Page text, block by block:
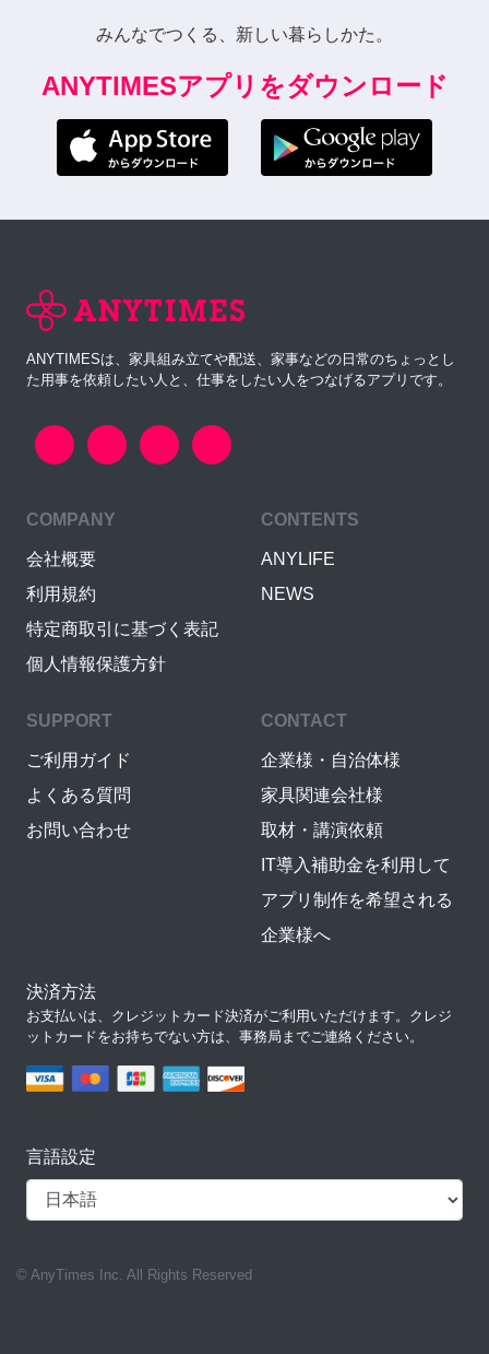
みんなでつくる、新しい暮らしかた。
ANYTIMESアプリをダウンロード
ANYTIMESは、家具組み立てや配送、家事などの日常のちょっとし
た用事を依頼したい人と、仕事をしたい人をつなげるアプリです。
COMPANY
会社概要
利用規約
特定商取引に基づく表記
個人情報保護方針
CONTENTS
ANYLIFE
NEWS
SUPPORT
ご利用ガイド
よくある質問
お問い合わせ
CONTACT
企業様・自治体様
家具関連会社様
取材・講演依頼
IT導入補助金を利用して
アプリ制作を希望される
企業様へ
決済方法
お支払いは、クレジットカード決済がご利用いただけます。クレジ
ットカードをお持ちでない方は、事務局までご連絡ください。
言語設定
© AnyTimes Inc. All Rights Reserved